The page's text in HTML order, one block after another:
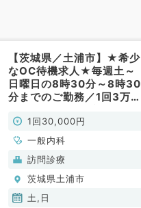
【茨城県／土浦市】★希少
なOC待機求人★毎週土～
日曜日の8時30分～8時30
分までのご勤務／1回3万円
どのご相談も可能です
◎（科目不問／非常勤）
1回30,000円
一般内科
訪問診療
茨城県土浦市
土,日